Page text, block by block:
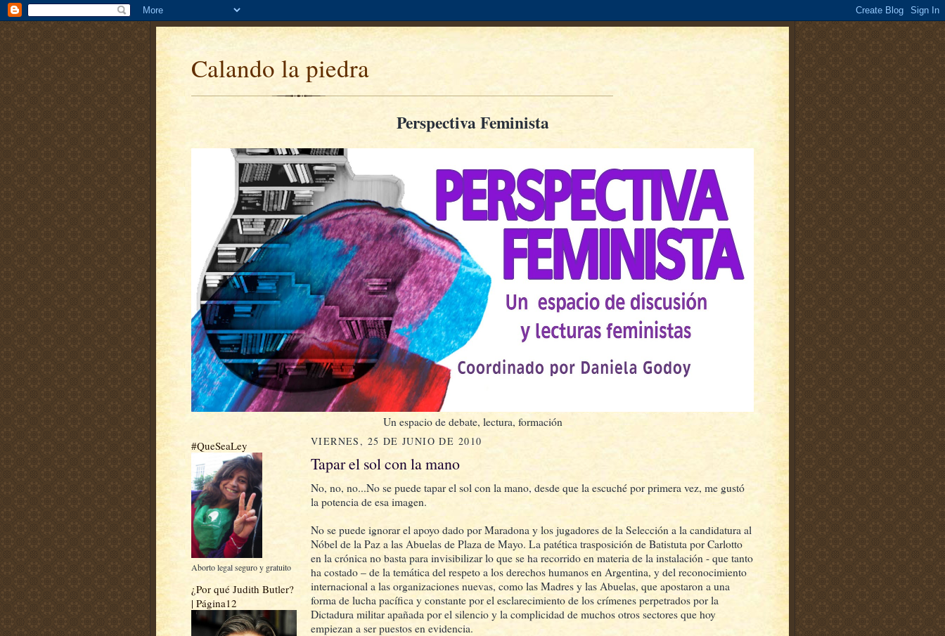
Calando la piedra
Perspectiva Feminista
Un espacio de debate, lectura, formación
#QueSeaLey
Aborto legal seguro y gratuito
¿Por qué Judith Butler?
| Página12
VIERNES, 25 DE JUNIO DE 2010
Tapar el sol con la mano
No, no, no...No se puede tapar el sol con la mano, desde que la escuché por primera vez, me gustó
la potencia de esa imagen.
No se puede ignorar el apoyo dado por Maradona y los jugadores de la Selección a la candidatura al
Nóbel de la Paz a las Abuelas de Plaza de Mayo. La patética trasposición de Batistuta por Carlotto
en la crónica no basta para invisibilizar lo que se ha recorrido en materia de la instalación - que tanto
ha costado – de la temática del respeto a los derechos humanos en Argentina, y del reconocimiento
internacional a las organizaciones nuevas, como las Madres y las Abuelas, que apostaron a una
forma de lucha pacífica y constante por el esclarecimiento de los crímenes perpetrados por la
Dictadura militar apañada por el silencio y la complicidad de muchos otros sectores que hoy
empiezan a ser puestos en evidencia.